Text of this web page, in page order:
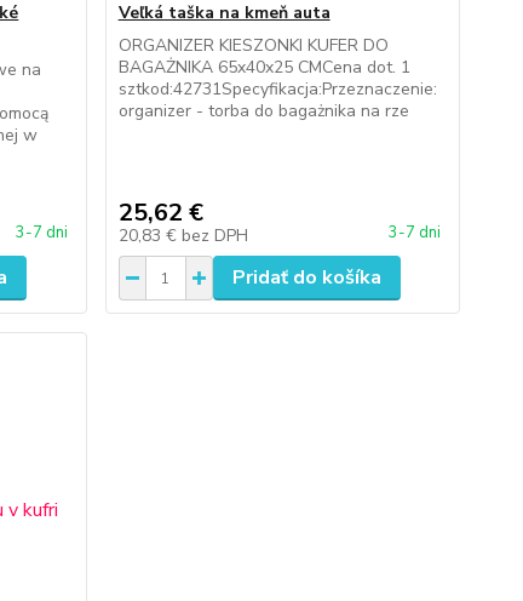
na
w
3-7 dni
Veľká taška na kmeň auta
ORGANIZER KIESZONKI KUFER DO
BAGAŻNIKA 65x40x25 CMCena dot. 1
sztkod:42731Specyfikacja:Przeznaczenie:
organizer - torba do bagażnika na rze
25,62 €
20,83 € bez DPH 3-7 dni
Pridať do košíka